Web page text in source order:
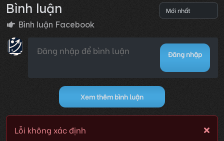
Bình luận
Bình luận Facebook
Đăng nhập
Xem thêm bình luận
Lỗi không xác định